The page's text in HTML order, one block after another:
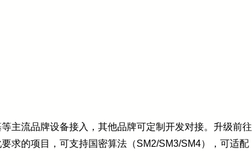
主流品牌设备接入，其他品牌可定制开发对接。升级前往
求的项目，可支持国密算法（SM2/SM3/SM4），可适配